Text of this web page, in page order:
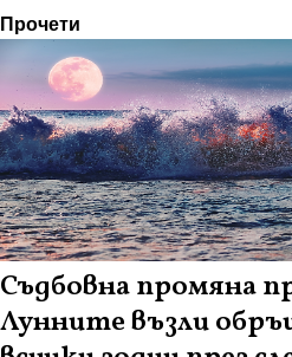
Прочети
Съдбовна промяна
Лунните възли